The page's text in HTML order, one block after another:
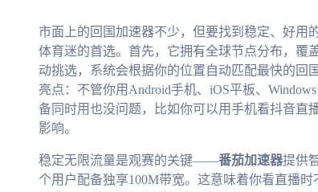
市面上的回国加速器不少，但要找到稳定、好用
体育迷的首选。首先，它拥有全球节点分布，
动挑选，系统会根据你的位置自动匹配最快的回
亮点：不管你用Android手机、iOS平板、
备同时用也没问题，比如你可以用手机看抖音直
影响。
稳定无限流量是观赛的关键——番茄加速器提供
个用户配备独享100M带宽。这意味着你看直播